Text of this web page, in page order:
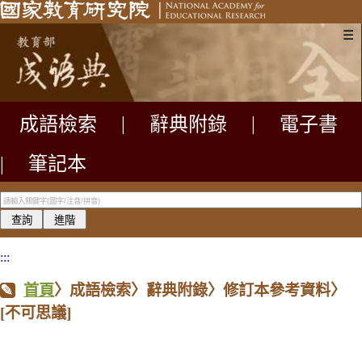
☰
成語檢索 辭典附錄
電子書
|
筆記本
:::
首頁〉成語檢索〉辭典附錄〉修訂本參考資料〉
[不可思議]